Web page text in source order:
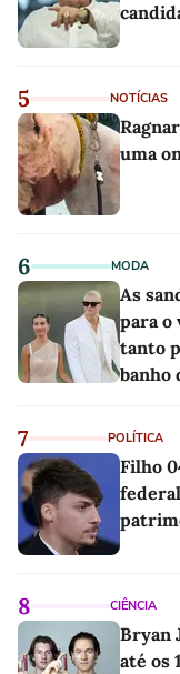
5 NOTÍCIAS
uma
6 MODA
As
para o
tanto
banho
7 POLÍTICA
Filho
8 CIÊNCIA
Bryan
até os